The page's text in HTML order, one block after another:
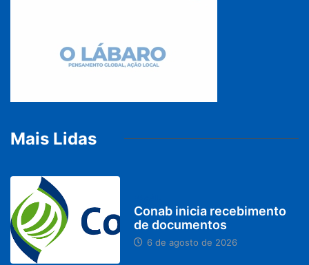
Mais Lidas
Conab inicia recebimento
de documentos
6 de agosto de 2026